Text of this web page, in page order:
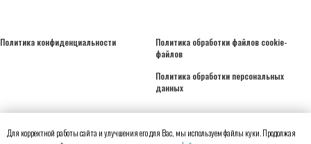
Для корректной работы сайта и улучшения его для Вас, мы используем файлы куки. Продолжая
Политика конфиденциальности
Политика обработки файлов cookie-
файлов
Политика обработки персональных
данных